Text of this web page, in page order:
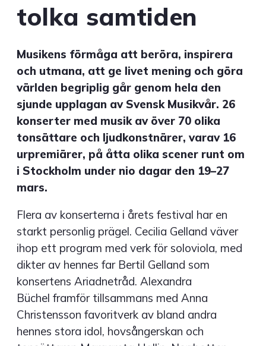
tolka samtiden
Musikens förmåga att beröra, inspirera
och utmana, att ge livet mening och göra
världen begriplig går genom hela den
sjunde upplagan av Svensk Musikvår. 26
konserter med musik av över 70 olika
tonsättare och ljudkonstnärer, varav 16
urpremiärer, på åtta olika scener runt om
i Stockholm under nio dagar den 19–27
mars.
Flera av konserterna i årets festival har en
starkt personlig prägel. Cecilia Gelland väver
ihop ett program med verk för soloviola, med
dikter av hennes far Bertil Gelland som
konsertens Ariadnetråd. Alexandra
Büchel framför tillsammans med Anna
Christensson favoritverk av bland andra
hennes stora idol, hovsångerskan och